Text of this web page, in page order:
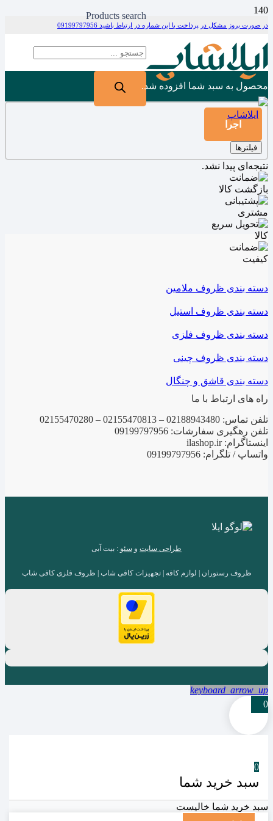
در صورت بروز مشکل در پرداخت با این شماره در ارتباط باشید 09199797956
Products search
محصول به سبد شما افزوده شد.
اجرا
فیلترها
نتیجه‌ای پیدا نشد.
دسته بندی ظروف ملامین
دسته بندی ظروف استیل
دسته بندی ظروف فلزی
دسته بندی ظروف چینی
دسته بندی قاشق و چنگال
راه های ارتباط با ما
تلفن تماس: 02188943480 – 02155470813 – 02155470280
تلفن رهگیری سفارشات: 09199797956
اینستاگرام: ilashop.ir
واتساپ / تلگرام: 09199797956
طراحی سایت و سئو : بیت آبی
ظروف رستوران | لوازم کافه | تجهیزات کافی شاپ | ظروف فلزی کافی شاپ
keyboard_arrow_up
0
0
سبد خرید شما
سبد خرید شما خالیست